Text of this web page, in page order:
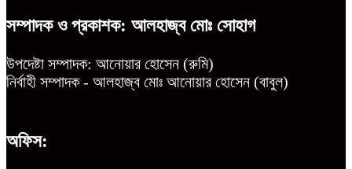
সম্পাদক ও প্রকাশক: আলহাজ্ব মোঃ সোহাগ
উপদেষ্টা সম্পাদক: আনোয়ার হোসেন (রুমি)
নির্বাহী সম্পাদক - আলহাজ্ব মোঃ আনোয়ার হোসেন (বাবুল)
অফিস: